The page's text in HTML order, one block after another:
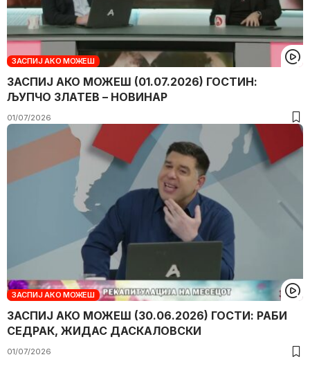
ЗАСПИЈ АКО МОЖЕШ
ЗАСПИЈ АКО МОЖЕШ (01.07.2026) ГОСТИН:
ЉУПЧО ЗЛАТЕВ – НОВИНАР
01/07/2026
ЗАСПИЈ АКО МОЖЕШ
ЗАСПИЈ АКО МОЖЕШ (30.06.2026) ГОСТИ: РАБИ
СЕДРАК, ЖИДАС ДАСКАЛОВСКИ
01/07/2026